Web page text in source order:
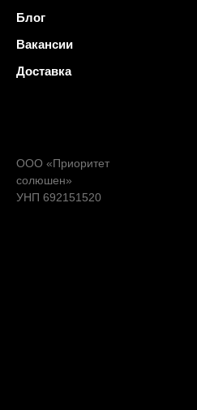
Блог
Вакансии
Доставка
ООО «Приоритет
солюшен»
УНП 692151520